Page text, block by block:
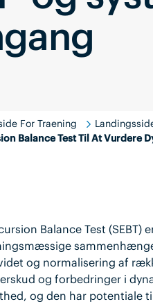
For Traening
Balance Test Til At Vurdere
Balance Test
og normalisering af
og forbedringer i
og den har potentiale